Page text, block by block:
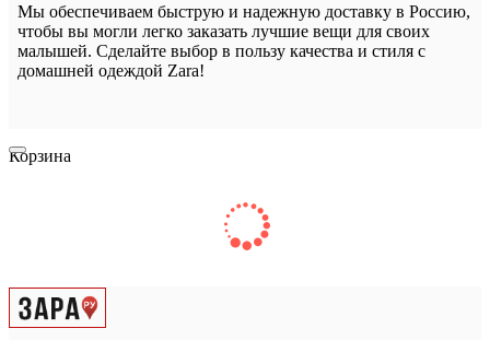
Мы обеспечиваем быструю и надежную доставку в Россию,
чтобы вы могли легко заказать лучшие вещи для своих
малышей. Сделайте выбор в пользу качества и стиля с
домашней одеждой Zara!
Корзина